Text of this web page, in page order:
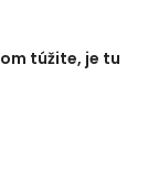
túžite, je tu